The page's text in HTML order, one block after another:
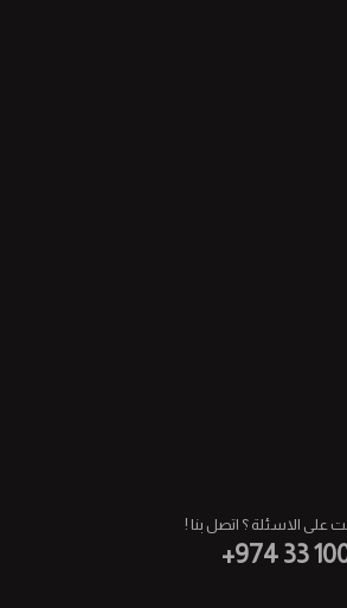
الاسئلة ؟ اتصل بنا !
+974 33